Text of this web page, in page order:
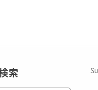
索